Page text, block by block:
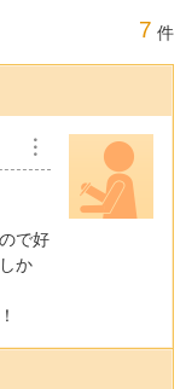
7 件
︙
で好
か